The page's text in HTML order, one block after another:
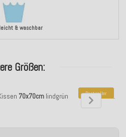
& waschbar
Größen:
70x70cmlindgrün Bestseller
H.O.C.K.